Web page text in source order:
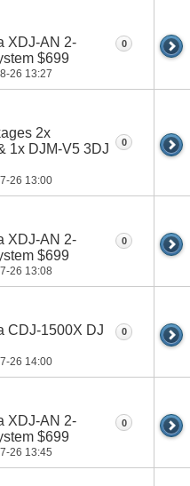
XDJ-AN 2-
$699
26 13:27
0
2x
1x DJM-V5 3DJ
26 13:00
0
XDJ-AN 2-
$699
26 13:08
0
CDJ-1500X DJ
26 14:00
0
XDJ-AN 2-
$699
26 13:45
0